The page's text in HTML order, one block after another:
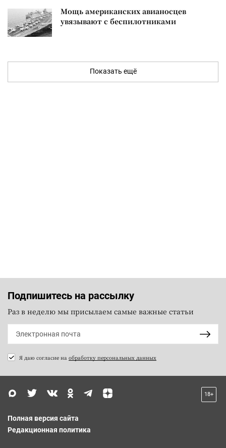
Мощь американских авианосцев
увязывают с беспилотниками
Показать ещё
Подпишитесь на рассылку
Раз в неделю мы присылаем самые важные статьи
Я даю согласие на обработку персональных данных
18+
Полная версия сайта
Редакционная политика